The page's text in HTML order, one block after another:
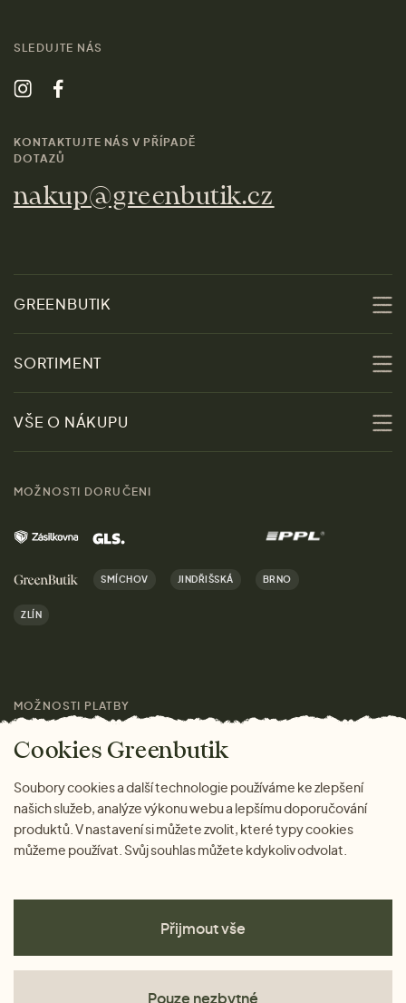
SLEDUJTE NÁS
KONTAKTUJTE NÁS V PŘÍPADĚ
DOTAZŮ
nakup@greenbutik.cz
GREENBUTIK
Udržitelnost
Obchody
Kontakt
Kariéra
Značky
Magazín
SORTIMENT
Slevy
Ženy
Muži
Domov
Dárky
VŠE O NÁKUPU
Výhody nákupu u nás
MOŽNOSTI DORUČENI
SMÍCHOV JINDŘIŠSKÁ BRNO
ZLÍN
MOŽNOSTI PLATBY
Cookies Greenbutik
Soubory cookies a další technologie používáme ke zlepšení
našich služeb, analýze výkonu webu a lepšímu doporučování
produktů. V nastavení si můžete zvolit, které typy cookies
můžeme používat. Svůj souhlas můžete kdykoliv odvolat.
Přijmout vše
Pouze nezbytné